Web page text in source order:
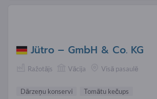
Jütro – GmbH & Co. KG
Ražotājs Vācija Visā pasaulē
Dārzeņu konservi
Tomātu kečups